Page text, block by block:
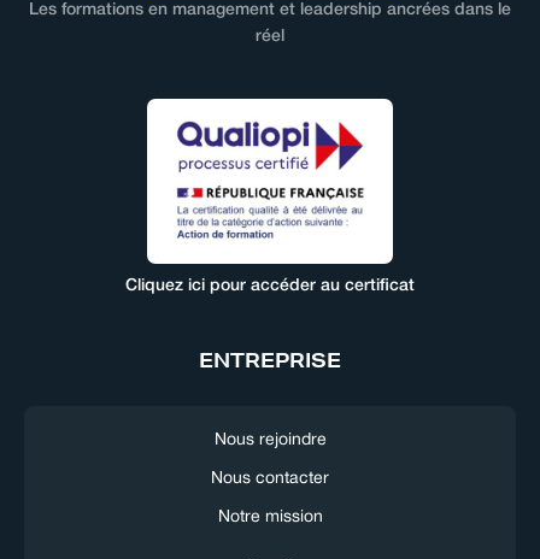
Les formations en management et leadership ancrées dans le
réel
Cliquez ici pour accéder au certificat
ENTREPRISE
Nous rejoindre
Nous contacter
Notre mission